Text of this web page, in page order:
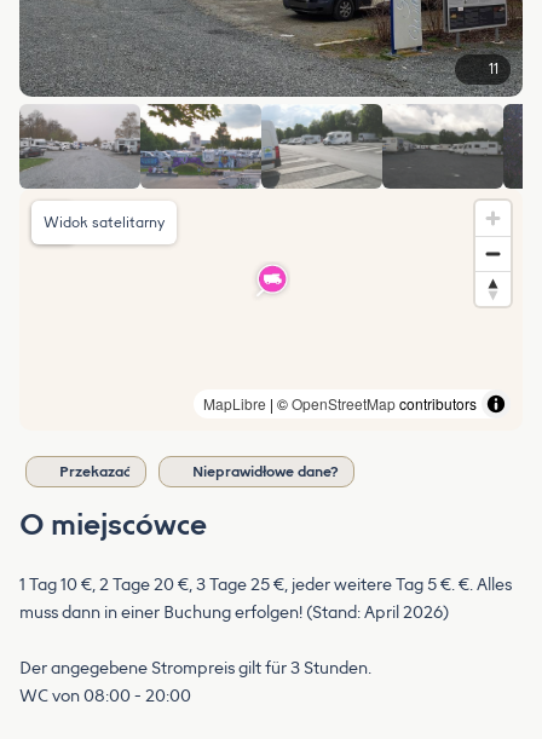
11
MapLibre | ©OpenStreetMapcontributors
Widok satelitarny
Przekazać Nieprawidłowe dane?
O miejscówce
1 Tag 10 €, 2 Tage 20 €, 3 Tage 25 €, jeder weitere Tag 5 €. €. Alles
muss dann in einer Buchung erfolgen! (Stand: April 2026)
Der angegebene Strompreis gilt für 3 Stunden.
WC von 08:00 - 20:00